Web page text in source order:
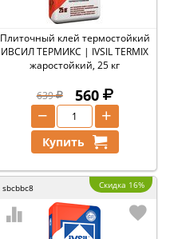
Плиточный клей термостойкий
ИВСИЛ ТЕРМИКС | IVSIL TERMIX
жаростойкий, 25 кг
639 560
+
−
Купить
sbcbbc8 Скидка 16%